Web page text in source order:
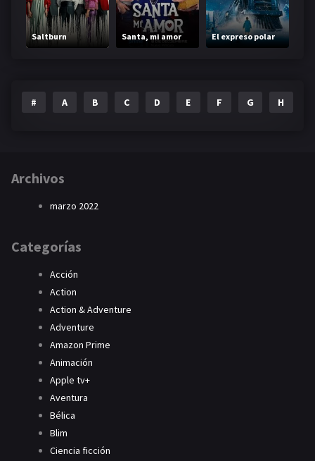
Saltburn Santa, mi amor El expreso polar
# A B C D E F G H
Archivos
marzo 2022
Categorías
Acción
Action
Action & Adventure
Adventure
Amazon Prime
Animación
Apple tv+
Aventura
Bélica
Blim
Ciencia ficción